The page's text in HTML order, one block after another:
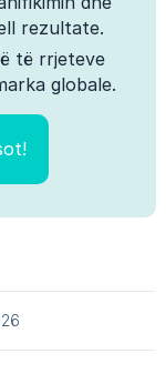
rezultate.
të rrjeteve
globale.